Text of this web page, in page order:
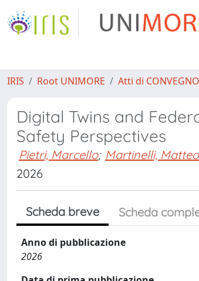
IRIS Root UNIMORE Atti di CONVEGNO
Digital Twins and
Safety Perspectives
Pietri, Marcello; Martinelli, Matteo
2026
Scheda breve Scheda
Anno di pubblicazione
2026